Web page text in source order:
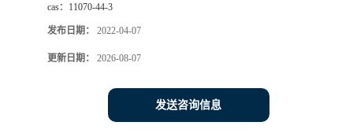
cas： 11070-44-3
发布日期： 2022-04-07
更新日期： 2026-08-07
发送咨询信息